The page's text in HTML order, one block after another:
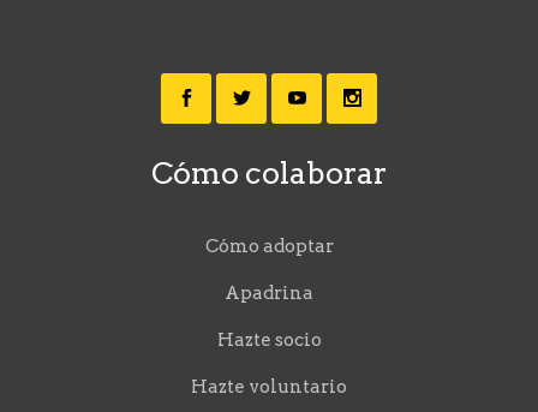
Cómo colaborar
Cómo adoptar
Apadrina
Hazte socio
Hazte voluntario